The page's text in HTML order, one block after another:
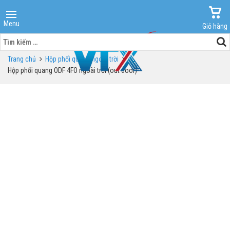
Menu
Giỏ hàng
Tìm
kiếm
cho:Trang chủ
Hộp phối quang ngoài trời
Hộp phối quang ODF 4FO ngoài trời (out door)